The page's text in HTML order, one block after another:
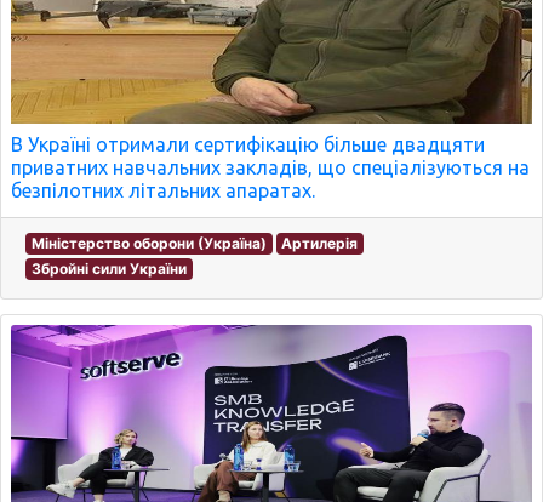
В Україні отримали сертифікацію більше двадцяти
приватних навчальних закладів, що спеціалізуються на
безпілотних літальних апаратах.
Міністерство оборони (Україна)
Артилерія
Збройні сили України